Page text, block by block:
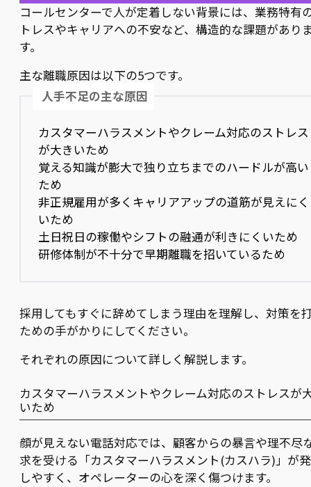
コールセンターで人が定着しない背景には、業務特有
トレスやキャリアへの不安など、構造的な課題があり
す。
主な離職原因は以下の5つです。
人手不足の主な原因
カスタマーハラスメントやクレーム対応のストレス
が大きいため
覚える知識が膨大で独り立ちまでのハードルが高い
ため
非正規雇用が多くキャリアアップの道筋が見えにく
いため
土日祝日の稼働やシフトの融通が利きにくいため
研修体制が不十分で早期離職を招いているため
採用してもすぐに辞めてしまう理由を理解し、対策を
ための手がかりにしてください。
それぞれの原因について詳しく解説します。
カスタマーハラスメントやクレーム対応のストレスが
いため
顔が見えない電話対応では、顧客からの暴言や理不尽
求を受ける「カスタマーハラスメント(カスハラ)」が
しやすく、オペレーターの心を深く傷つけます。